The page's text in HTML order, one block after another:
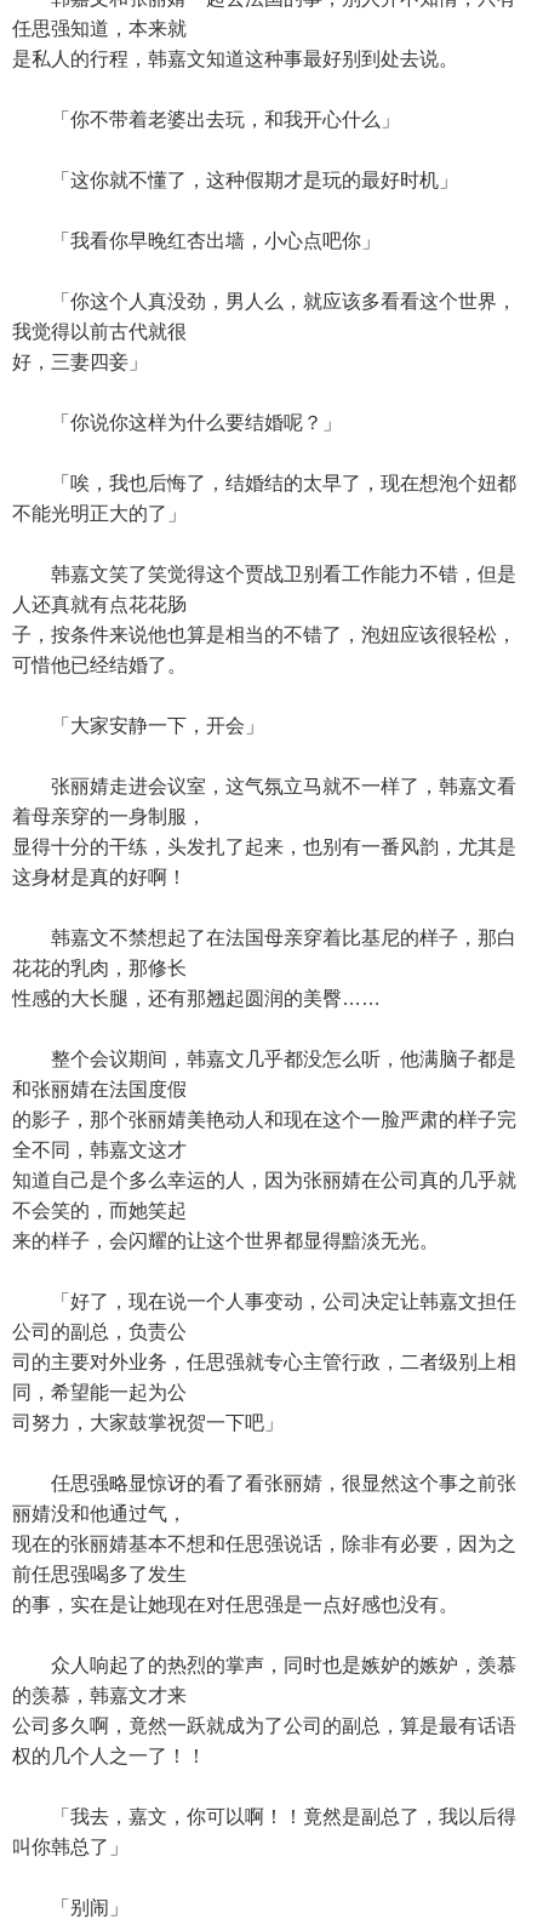
任思强知道，本来就
是私人的行程，韩嘉文知道这种事最好别到处去说。
「你不带着老婆出去玩，和我开心什么」
「这你就不懂了，这种假期才是玩的最好时机」
「我看你早晚红杏出墙，小心点吧你」
「你这个人真没劲，男人么，就应该多看看这个世界，
我觉得以前古代就很
好，三妻四妾」
「你说你这样为什么要结婚呢？」
「唉，我也后悔了，结婚结的太早了，现在想泡个妞都
不能光明正大的了」
韩嘉文笑了笑觉得这个贾战卫别看工作能力不错，但是
人还真就有点花花肠
子，按条件来说他也算是相当的不错了，泡妞应该很轻松，
可惜他已经结婚了。
「大家安静一下，开会」
张丽婧走进会议室，这气氛立马就不一样了，韩嘉文看
着母亲穿的一身制服，
显得十分的干练，头发扎了起来，也别有一番风韵，尤其是
这身材是真的好啊！
韩嘉文不禁想起了在法国母亲穿着比基尼的样子，那白
花花的乳肉，那修长
性感的大长腿，还有那翘起圆润的美臀……
整个会议期间，韩嘉文几乎都没怎么听，他满脑子都是
和张丽婧在法国度假
的影子，那个张丽婧美艳动人和现在这个一脸严肃的样子完
全不同，韩嘉文这才
知道自己是个多么幸运的人，因为张丽婧在公司真的几乎就
不会笑的，而她笑起
来的样子，会闪耀的让这个世界都显得黯淡无光。
「好了，现在说一个人事变动，公司决定让韩嘉文担任
公司的副总，负责公
司的主要对外业务，任思强就专心主管行政，二者级别上相
同，希望能一起为公
司努力，大家鼓掌祝贺一下吧」
任思强略显惊讶的看了看张丽婧，很显然这个事之前张
丽婧没和他通过气，
现在的张丽婧基本不想和任思强说话，除非有必要，因为之
前任思强喝多了发生
的事，实在是让她现在对任思强是一点好感也没有。
众人响起了的热烈的掌声，同时也是嫉妒的嫉妒，羡慕
的羡慕，韩嘉文才来
公司多久啊，竟然一跃就成为了公司的副总，算是最有话语
权的几个人之一了！！
「我去，嘉文，你可以啊！！竟然是副总了，我以后得
叫你韩总了」
「别闹」